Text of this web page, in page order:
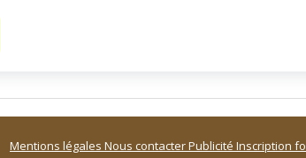
Mentions légales Nous contacterPublicité Inscription